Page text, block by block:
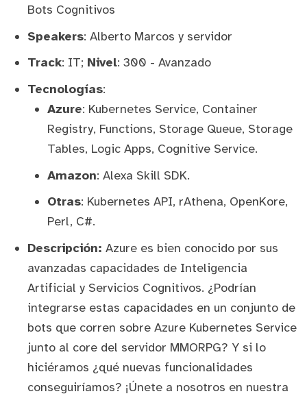
Bots Cognitivos
Speakers: Alberto Marcos y servidor
Track: IT; Nivel: 300 - Avanzado
Tecnologías:
Azure: Kubernetes Service, Container
Registry, Functions, Storage Queue, Storage
Tables, Logic Apps, Cognitive Service.
Amazon: Alexa Skill SDK.
Otras: Kubernetes API, rAthena, OpenKore,
Perl, C#.
Descripción: Azure es bien conocido por sus
avanzadas capacidades de Inteligencia
Artificial y Servicios Cognitivos. ¿Podrían
integrarse estas capacidades en un conjunto de
bots que corren sobre Azure Kubernetes Service
junto al core del servidor MMORPG? Y si lo
hiciéramos ¿qué nuevas funcionalidades
conseguiríamos? ¡Únete a nosotros en nuestra